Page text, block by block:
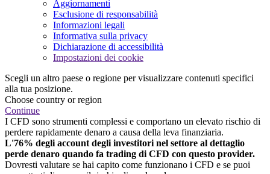
Aggiornamenti
Esclusione di responsabilità
Informazioni legali
Informativa sulla privacy
Dichiarazione di accessibilità
Impostazioni dei cookie
Scegli un altro paese o regione per visualizzare contenuti specifici
alla tua posizione.
Choose country or region
Continue
I CFD sono strumenti complessi e comportano un elevato rischio di
perdere rapidamente denaro a causa della leva finanziaria.
L'76% degli account degli investitori nel settore al dettaglio
perde denaro quando fa trading di CFD con questo provider.
Dovresti valutare se hai capito come funzionano i CFD e se puoi